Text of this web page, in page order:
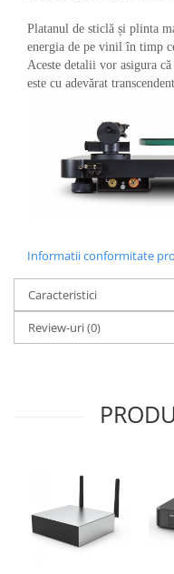
Platanul de sticlă și plinta
energia de pe vinil în timp
Aceste detalii vor asigura
este cu adevărat
Informatii conformitate
Caracteristici
Review-uri(0)